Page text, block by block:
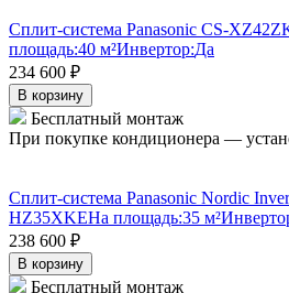
Сплит-система Panasonic CS-
площадь:40 м²Инвертор:Да
234 600 ₽
В корзину
Бесплатный монтаж
При покупке кондиционера —
Сплит-система Panasonic Nordic
HZ35XKEНа площадь:35 м²
238 600 ₽
В корзину
Бесплатный монтаж